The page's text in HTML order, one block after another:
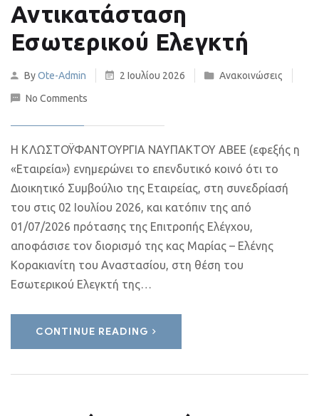
Αντικατάσταση
Εσωτερικού Ελεγκτή
ByOte-Admin 2 Ιουλίου 2026
Ανακοινώσεις
No Comments
Η ΚΛΩΣΤΟΫΦΑΝΤΟΥΡΓΙΑ ΝΑΥΠΑΚΤΟΥ ΑΒΕΕ (εφεξής η
«Εταιρεία») ενημερώνει το επενδυτικό κοινό ότι το
Διοικητικό Συμβούλιο της Εταιρείας, στη συνεδρίασή
του στις 02 Ιουλίου 2026, και κατόπιν της από
01/07/2026 πρότασης της Επιτροπής Ελέγχου,
αποφάσισε τον διορισμό της κας Μαρίας – Ελένης
Κορακιανίτη του Αναστασίου, στη θέση του
Εσωτερικού Ελεγκτή της…
CONTINUE READING